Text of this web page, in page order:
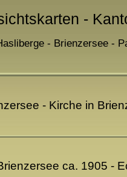
-
- Brienzersee -
- Kirche in
ca. 1905 -